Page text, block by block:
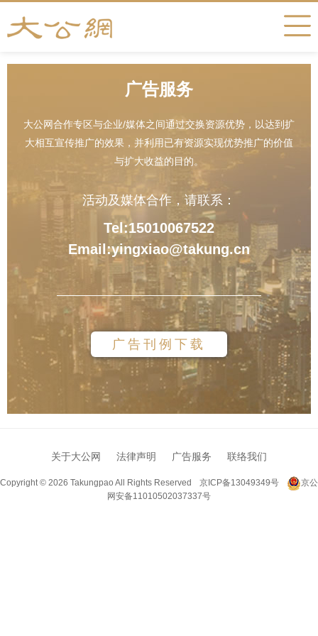
广告服务
大公网合作专区与企业/媒体之间通过交换资源优势，以达到扩
大相互宣传推广的效果，并利用已有资源实现优势推广的价值
与扩大收益的目的。
活动及媒体合作，请联系：
Tel:15010067522
Email:yingxiao@takung.cn
广告刊例下载
关于大公网 法律声明 广告服务 联络我们
Copyright © 2026 Takungpao All Rights Reserved 京ICP备13049349号
京公
网安备11010502037337号